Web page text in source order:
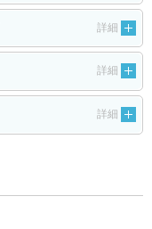
詳細
詳細
詳細